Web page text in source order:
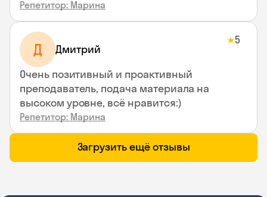
Репетитор: Марина
Д Дмитрий
★5
Очень позитивный и проактивный
преподаватель, подача материала на
высоком уровне, всё нравится:)
Репетитор: Марина
Загрузить ещё отзывы